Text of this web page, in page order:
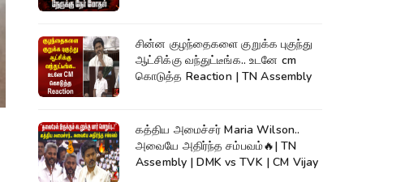
சின்ன குழந்தைகளை குறுக்க புகுந்து
ஆட்சிக்கு வந்துட்டீங்க.. உடனே cm
கொடுத்த Reaction | TN Assembly
கத்திய அமைச்சர் Maria Wilson..
அவையே அதிர்ந்த சம்பவம்🔥| TN
Assembly | DMK vs TVK | CM Vijay